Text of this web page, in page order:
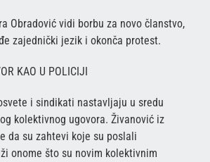
Obradović vidi borbu za novo članstvo,
zajednički jezik i okonča protest.
KAO U POLICIJI
i sindikati nastavljaju u sredu
kolektivnog ugovora. Živanović iz
da su zahtevi koje su poslali
onome što su novim kolektivnim